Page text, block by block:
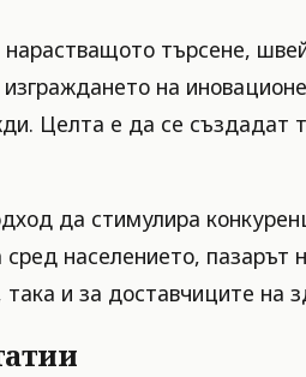
търсене,
изграждането на
Целта е да се създадат
да стимулира
населението,
и за доставчиците на